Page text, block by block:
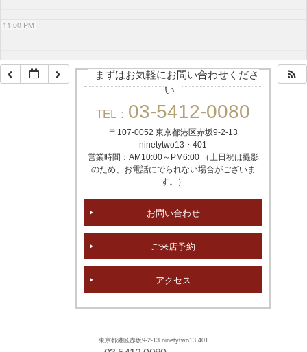
11:00 PM
まずはお気軽にお問い合わせくださ
い
TEL： 03-5412-0080
〒107-0052 東京都港区赤坂9-2-13
ninetytwo13・401
営業時間：AM10:00～PM6:00 （土日祝は撮影
のため、お電話にでられない場合がございま
す。）
お問い合わせ
ご来店予約
アクセス
東京都港区赤坂9-2-13 ninetytwo13 401